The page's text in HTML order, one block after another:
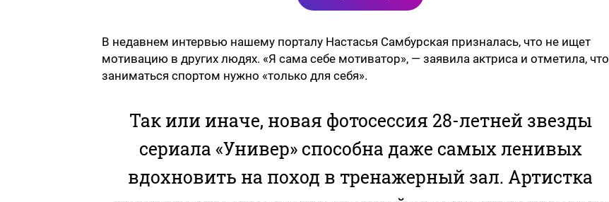
В недавнем интервью нашему порталу Настасья Самбурская призналась, что не ищет
мотивацию в других людях. «Я сама себе мотиватор», — заявила актриса и отметила, что
заниматься спортом нужно «только для себя».
Так или иначе, новая фотосессия 28-летней звезды
сериала «Универ» способна даже самых ленивых
вдохновить на поход в тренажерный зал. Артистка